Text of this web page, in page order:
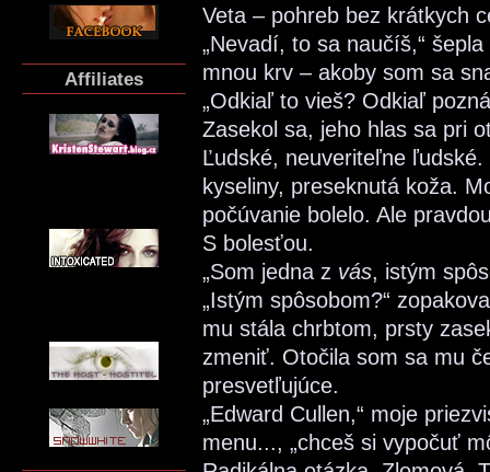
Affiliates
Veta – pohreb bez krátkych
„Nevadí, to sa naučíš,“
mnou krv – akoby som sa
„Odkiaľ to vieš? Odkiaľ
Zasekol sa, jeho hlas sa pri
Ľudské, neuveriteľne
kyseliny, preseknutá koža.
počúvanie bolelo. Ale
S bolesťou.
„Som jedna z vás, istým
„Istým spôsobom?“
mu stála chrbtom, prsty
zmeniť. Otočila som sa mu
presvetľujúce.
„Edward Cullen,“ moje
menu..., „chceš si vypočuť